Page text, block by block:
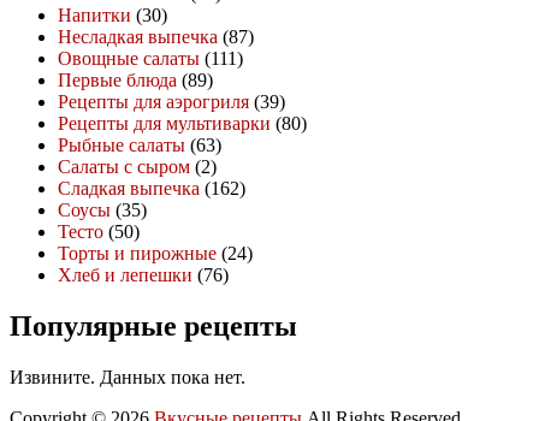
Напитки (30)
Несладкая выпечка (87)
Овощные салаты (111)
Первые блюда (89)
Рецепты для аэрогриля (39)
Рецепты для мультиварки (80)
Рыбные салаты (63)
Салаты с сыром (2)
Сладкая выпечка (162)
Соусы (35)
Тесто (50)
Торты и пирожные (24)
Хлеб и лепешки (76)
Популярные рецепты
Извините. Данных пока нет.